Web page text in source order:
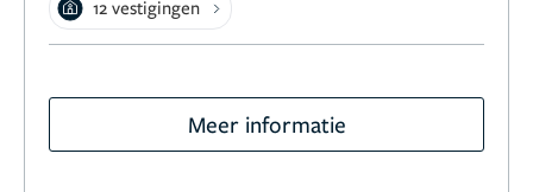
12 vestigingen
Meer informatie